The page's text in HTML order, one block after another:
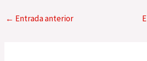
← Entrada anterior